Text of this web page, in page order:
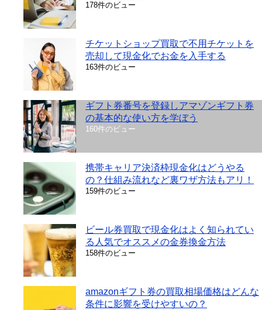
178件のビュー
チケットショップ買取で不用チケットを
売却して現金化でお金を入手する
163件のビュー
ギフト券番号を登録しアマゾンギフト券
の基本的な使い方を学ぼう
160件のビュー
携帯キャリア決済枠現金化はどうやる
の？仕組み流れなど裏ワザ方法もアリ！
159件のビュー
ビール券買取で現金化はよく知られてい
る人気でオススメの金券換金方法
158件のビュー
amazonギフト券の買取相場価格はどんな
条件に影響を受けやすいの？